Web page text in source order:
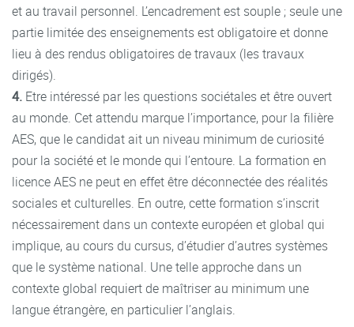
et au travail personnel. L’encadrement est souple ; seule une
partie limitée des enseignements est obligatoire et donne
lieu à des rendus obligatoires de travaux (les travaux
dirigés).
4. Etre intéressé par les questions sociétales et être ouvert
au monde. Cet attendu marque l’importance, pour la filière
AES, que le candidat ait un niveau minimum de curiosité
pour la société et le monde qui l’entoure. La formation en
licence AES ne peut en effet être déconnectée des réalités
sociales et culturelles. En outre, cette formation s’inscrit
nécessairement dans un contexte européen et global qui
implique, au cours du cursus, d’étudier d’autres systèmes
que le système national. Une telle approche dans un
contexte global requiert de maîtriser au minimum une
langue étrangère, en particulier l’anglais.